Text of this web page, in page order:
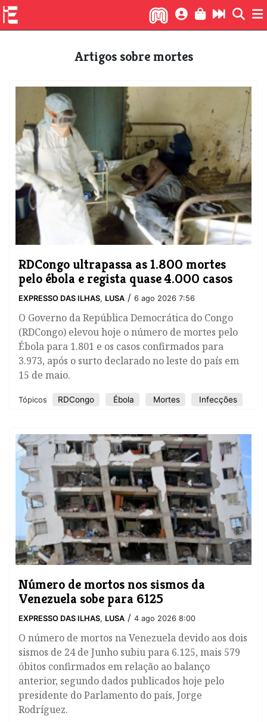
Artigos sobre mortes
RDCongo ultrapassa as 1.800 mortes
pelo ébola e regista quase 4.000 casos
EXPRESSO DAS ILHAS, LUSA / 6 ago 2026 7:56
O Governo da República Democrática do Congo
(RDCongo) elevou hoje o número de mortes pelo
Ébola para 1.801 e os casos confirmados para
3.973, após o surto declarado no leste do país em
15 de maio.
Tópicos RDCongo Ébola Mortes Infecções
Número de mortos nos sismos da
Venezuela sobe para 6125
EXPRESSO DAS ILHAS, LUSA / 4 ago 2026 8:00
O número de mortos na Venezuela devido aos dois
sismos de 24 de Junho subiu para 6.125, mais 579
óbitos confirmados em relação ao balanço
anterior, segundo dados publicados hoje pelo
presidente do Parlamento do país, Jorge
Rodríguez.